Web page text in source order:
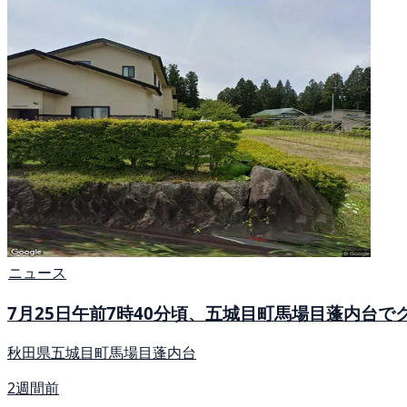
ニュース
7月25日午前7時40分頃、五城目町馬場目蓬内台で
秋田県五城目町馬場目蓬内台
2週間前